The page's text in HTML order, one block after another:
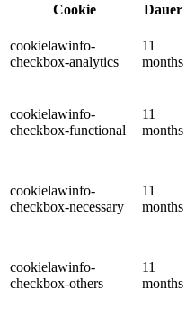
Cookie
Dauer
cookielawinfo-
checkbox-analytics
11
months
cookielawinfo-
checkbox-functional
11
months
cookielawinfo-
checkbox-necessary
11
months
cookielawinfo-
checkbox-others
11
months